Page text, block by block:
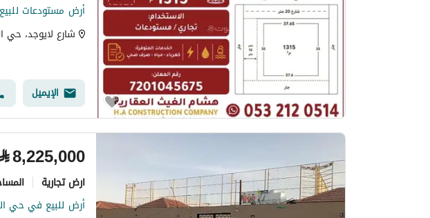
أرض مستودعات
شارع لايوجد، حي
الإيميل
⃁8,225,000
ارض تجارية
أرض للبيع في حي